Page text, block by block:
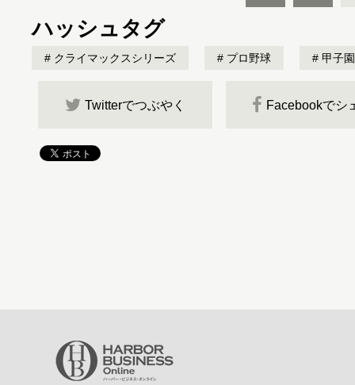
ハッシュタグ
クライマックスシリーズ プロ野球 甲子園
Twitterでつぶやく Facebookでシ